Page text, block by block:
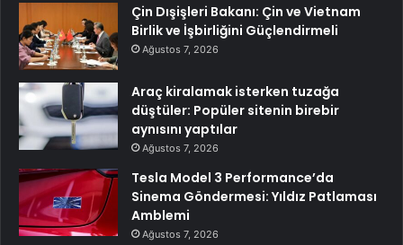
Çin Dışişleri Bakanı: Çin ve Vietnam
Birlik ve İşbirliğini Güçlendirmeli
Ağustos 7, 2026
Araç kiralamak isterken tuzağa
düştüler: Popüler sitenin birebir
aynısını yaptılar
Ağustos 7, 2026
Tesla Model 3 Performance’da
Sinema Göndermesi: Yıldız Patlaması
Amblemi
Ağustos 7, 2026